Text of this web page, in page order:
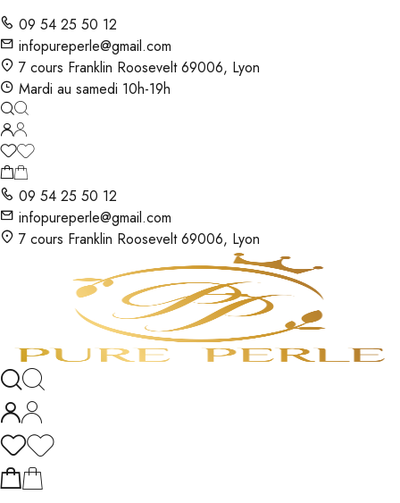
09 54 25 50 12
infopureperle@gmail.com
7 cours Franklin Roosevelt 69006, Lyon
Mardi au samedi 10h-19h
09 54 25 50 12
infopureperle@gmail.com
7 cours Franklin Roosevelt 69006, Lyon